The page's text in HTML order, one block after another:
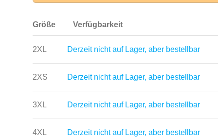
Größe Verfügbarkeit
2XL Derzeit nicht auf Lager, aber bestellbar
2XS Derzeit nicht auf Lager, aber bestellbar
3XL Derzeit nicht auf Lager, aber bestellbar
4XL Derzeit nicht auf Lager, aber bestellbar